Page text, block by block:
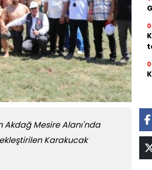
Akdağ Mesire Alanı'nda
Karakucak